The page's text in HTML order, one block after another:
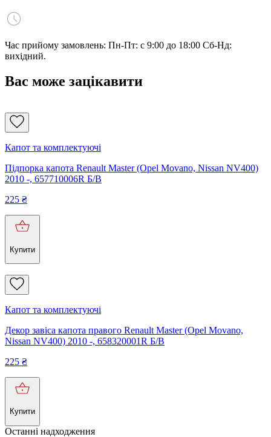
Час прийому замовлень: Пн-Пт: с 9:00 до 18:00 Сб-Нд:
вихідний.
Вас може зацікавити
Капот та комплектуючі
Підпорка капота Renault Master (Opel Movano, Nissan NV400)
2010 -, 657710006R Б/В
225 ₴
Купити
Капот та комплектуючі
Декор завіса капота правого Renault Master (Opel Movano,
Nissan NV400) 2010 -, 658320001R Б/В
225 ₴
Купити
Останні надходження